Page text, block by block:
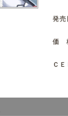
発売
価
Ｃ